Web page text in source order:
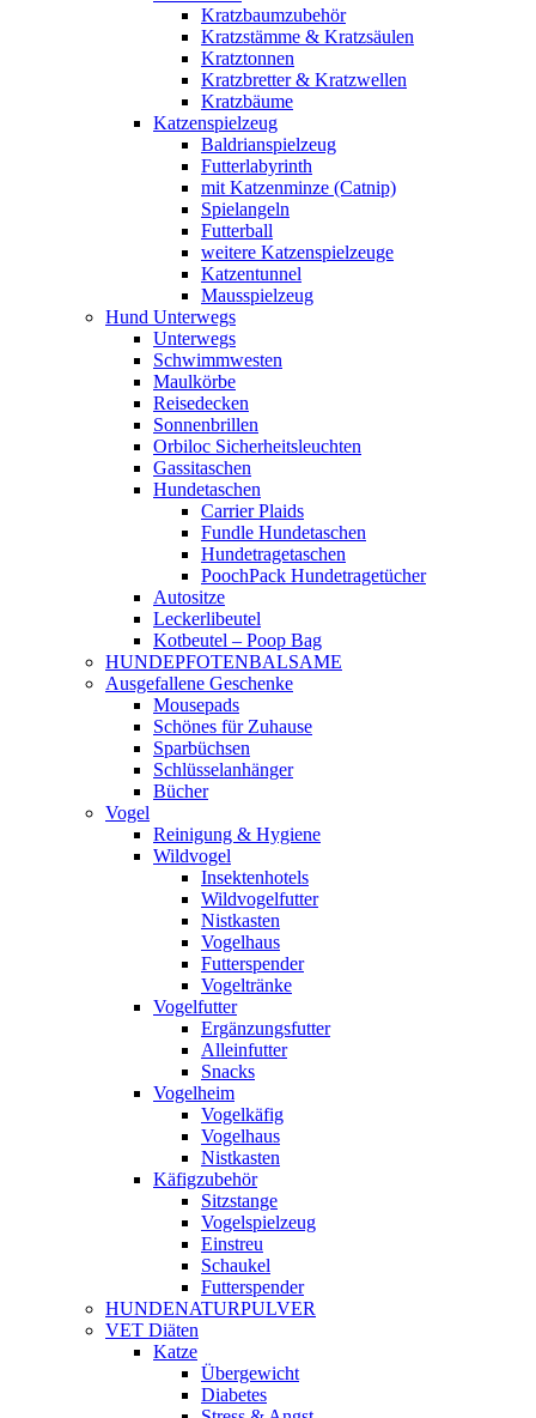
Kratzbaumzubehör
Kratzstämme & Kratzsäulen
Kratztonnen
Kratzbretter & Kratzwellen
Kratzbäume
Katzenspielzeug
Baldrianspielzeug
Futterlabyrinth
mit Katzenminze (Catnip)
Spielangeln
Futterball
weitere Katzenspielzeuge
Katzentunnel
Mausspielzeug
Hund Unterwegs
Unterwegs
Schwimmwesten
Maulkörbe
Reisedecken
Sonnenbrillen
Orbiloc Sicherheitsleuchten
Gassitaschen
Hundetaschen
Carrier Plaids
Fundle Hundetaschen
Hundetragetaschen
PoochPack Hundetragetücher
Autositze
Leckerlibeutel
Kotbeutel – Poop Bag
HUNDEPFOTENBALSAME
Ausgefallene Geschenke
Mousepads
Schönes für Zuhause
Sparbüchsen
Schlüsselanhänger
Bücher
Vogel
Reinigung & Hygiene
Wildvogel
Insektenhotels
Wildvogelfutter
Nistkasten
Vogelhaus
Futterspender
Vogeltränke
Vogelfutter
Ergänzungsfutter
Alleinfutter
Snacks
Vogelheim
Vogelkäfig
Vogelhaus
Nistkasten
Käfigzubehör
Sitzstange
Vogelspielzeug
Einstreu
Schaukel
Futterspender
HUNDENATURPULVER
VET Diäten
Katze
Übergewicht
Diabetes